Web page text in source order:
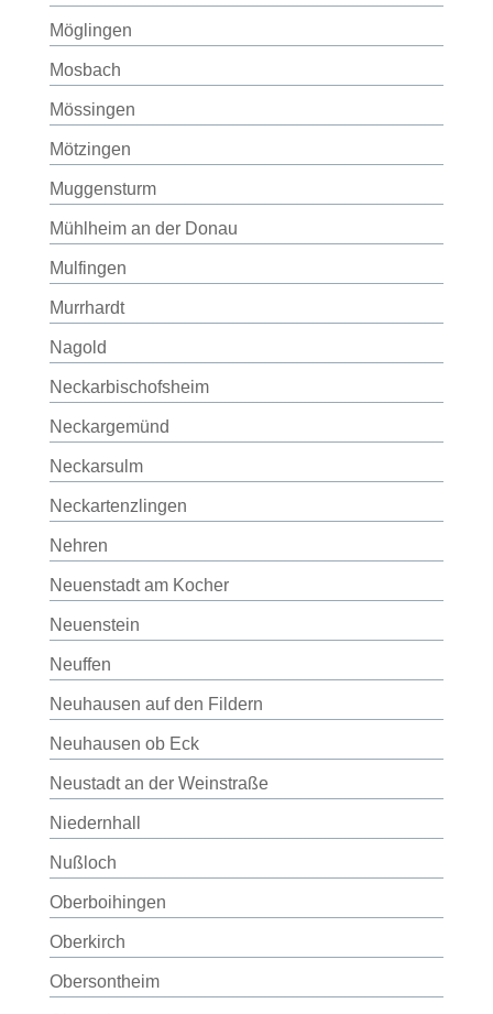
Möglingen
Mosbach
Mössingen
Mötzingen
Muggensturm
Mühlheim an der Donau
Mulfingen
Murrhardt
Nagold
Neckarbischofsheim
Neckargemünd
Neckarsulm
Neckartenzlingen
Nehren
Neuenstadt am Kocher
Neuenstein
Neuffen
Neuhausen auf den Fildern
Neuhausen ob Eck
Neustadt an der Weinstraße
Niedernhall
Nußloch
Oberboihingen
Oberkirch
Obersontheim